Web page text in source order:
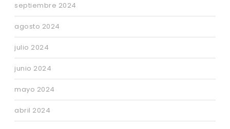
septiembre 2024
agosto 2024
julio 2024
junio 2024
mayo 2024
abril 2024